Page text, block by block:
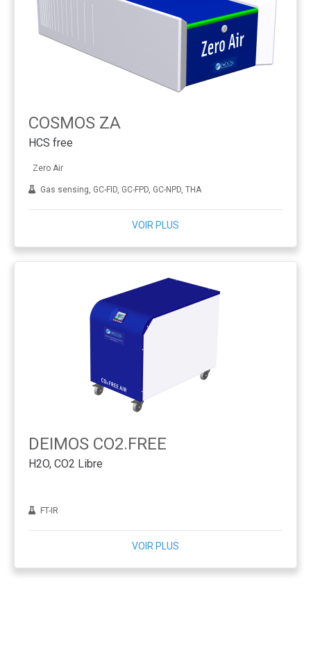
COSMOS ZA
HCS free
Zero Air
Gas sensing, GC-FID, GC-FPD, GC-NPD, THA
VOIR PLUS
DEIMOS CO2.FREE
H2O, CO2 Libre
FT-IR
VOIR PLUS